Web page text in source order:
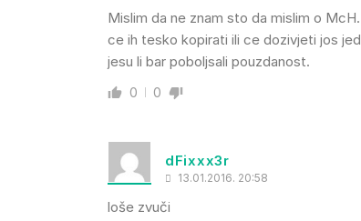
Mislim da ne znam sto da mislim o
ce ih tesko kopirati ili ce dozivjeti jos
jesu li bar poboljsali pouzdanost.
0 0
dFixxx3r
13.01.2016. 20:58
loše zvuči